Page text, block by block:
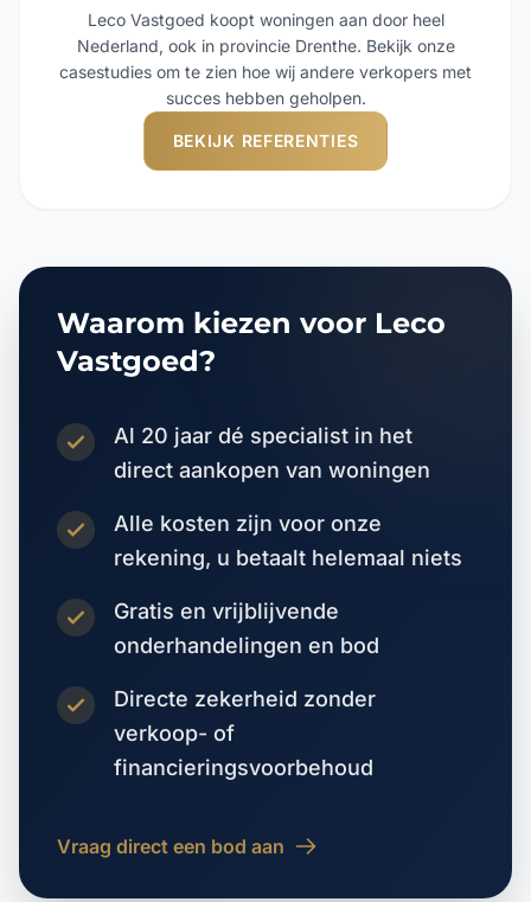
Leco Vastgoed koopt woningen aan door heel
Nederland, ook in provincie Drenthe. Bekijk onze
casestudies om te zien hoe wij andere verkopers met
succes hebben geholpen.
BEKIJK REFERENTIES
Waarom kiezen voor Leco
Vastgoed?
Al 20 jaar dé specialist in het
direct aankopen van woningen
Alle kosten zijn voor onze
rekening, u betaalt helemaal niets
Gratis en vrijblijvende
onderhandelingen en bod
Directe zekerheid zonder
verkoop- of
financieringsvoorbehoud
Vraag direct een bod aan